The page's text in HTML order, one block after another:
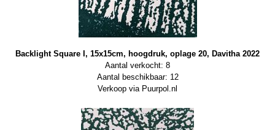
Backlight Square I, 15x15cm, hoogdruk, oplage 20, Davitha 2022
Aantal verkocht: 8
Aantal beschikbaar: 12
Verkoop via Puurpol.nl